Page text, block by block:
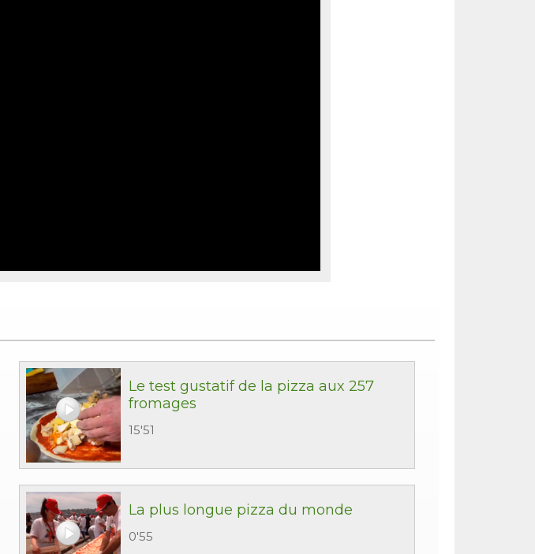
Le test gustatif de la pizza aux 257
fromages
15'51
La plus longue pizza du monde
0'55